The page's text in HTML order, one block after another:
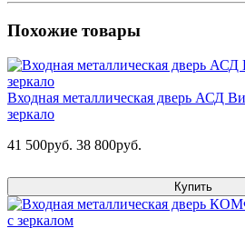
Похожие товары
Входная металлическая дверь АСД
зеркало
41 500руб. 38 800руб.
Купить